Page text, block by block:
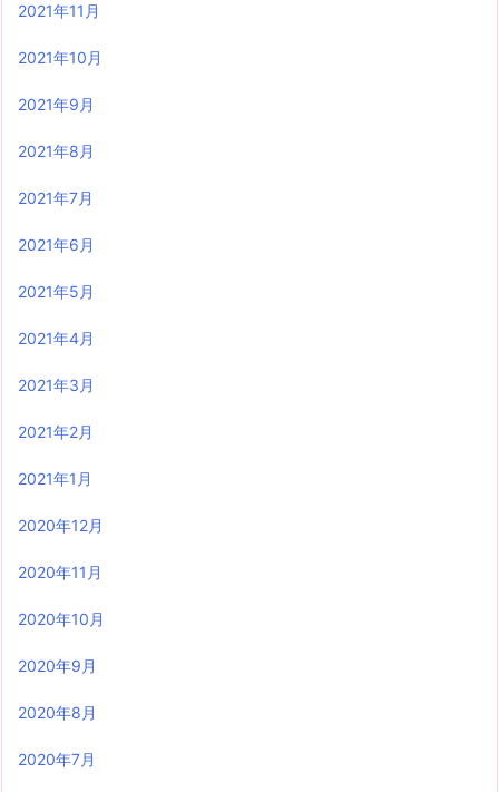
2021年11月
2021年10月
2021年9月
2021年8月
2021年7月
2021年6月
2021年5月
2021年4月
2021年3月
2021年2月
2021年1月
2020年12月
2020年11月
2020年10月
2020年9月
2020年8月
2020年7月